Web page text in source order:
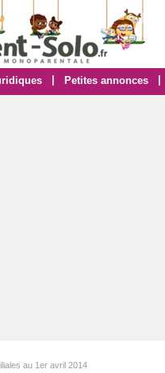
Petites annonces
au 1er avril 2014